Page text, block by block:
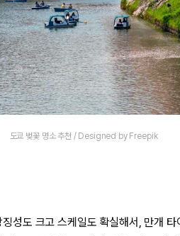
도쿄 벚꽃 명소 추천 / Designed by Freepik
성도 크고 스케일도 확실해서, 만개